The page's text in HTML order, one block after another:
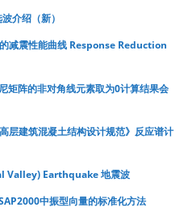
介绍（新）
减震性能曲线 Response Reduction
阵的非对角线元素取为0计算结果会
层建筑混凝土结构设计规范》反应谱计
Valley) Earthquake 地震波
中振型向量的标准化方法